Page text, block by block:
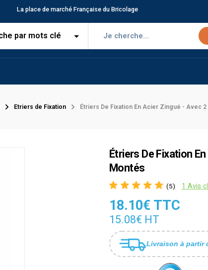
La place de marché Française du Bricolage
Etriers de Fixation Étriers De Fixation En Acier Zingué - Avec
Étriers De Fixation
Montés
(5) 1 Avis
18.10€ TTC
15.08€ HT
Livraison à partir